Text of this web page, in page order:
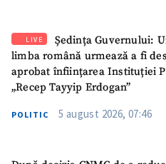
LIVE
Ședința Guvernului:
limba română urmează a fi
aprobat înființarea Instituției
„Recep Tayyip Erdogan”
POLITIC 5 august 2026, 07:46